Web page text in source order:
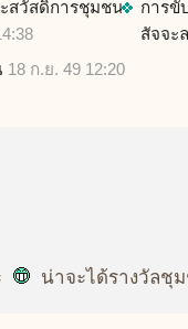
สวัสดิการชุมชน
การขั
สัจจะ
18 ก.ย. 49 12:20
น่าจะได้รางวัลชุ